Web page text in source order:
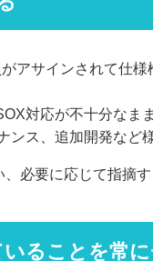
アサインされて仕
対応が不十分なま
ンス、追加開発など
必要に応じて指摘
ることを常